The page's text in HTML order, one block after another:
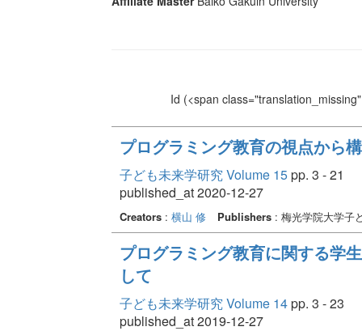
Id (<span
プログラミング教育の視点から
子ども未来学研究 Volume 15pp. 3 - 21
published_at 2020-12-27
Creators: 横山 修 Publishers: 梅光学院大学子
プログラミング教育に関する学
して
子ども未来学研究 Volume 14pp. 3 - 23
published_at 2019-12-27